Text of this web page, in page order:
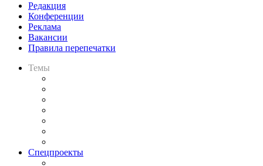
Редакция
Конференции
Реклама
Вакансии
Правила перепечатки
Темы
Спецпроекты